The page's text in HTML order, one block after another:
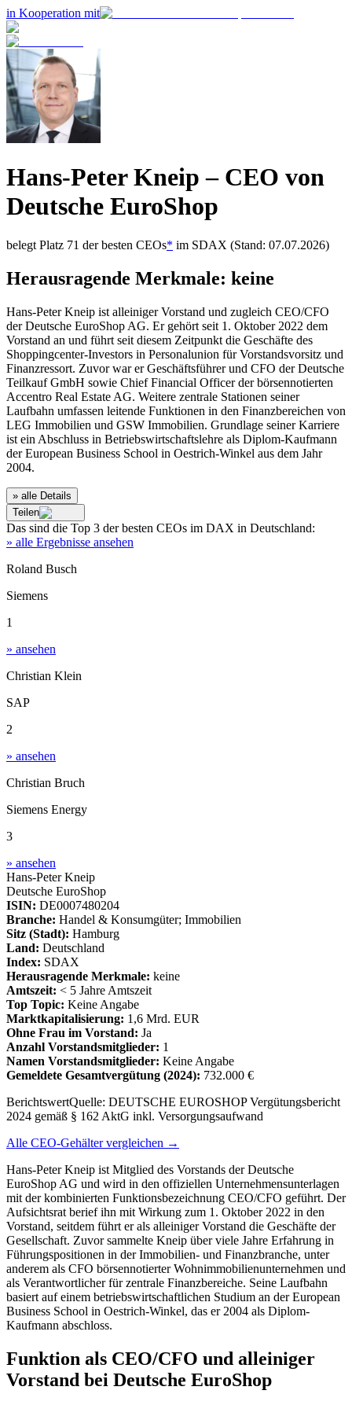
in Kooperation mit
Hans-Peter Kneip – CEO von
Deutsche EuroShop
belegt Platz 71 der besten CEOs* im SDAX (Stand: 07.07.2026)
Herausragende Merkmale: keine
Hans-Peter Kneip ist alleiniger Vorstand und zugleich CEO/CFO
der Deutsche EuroShop AG. Er gehört seit 1. Oktober 2022 dem
Vorstand an und führt seit diesem Zeitpunkt die Geschäfte des
Shoppingcenter-Investors in Personalunion für Vorstandsvorsitz und
Finanzressort. Zuvor war er Geschäftsführer und CFO der Deutsche
Teilkauf GmbH sowie Chief Financial Officer der börsennotierten
Accentro Real Estate AG. Weitere zentrale Stationen seiner
Laufbahn umfassen leitende Funktionen in den Finanzbereichen von
LEG Immobilien und GSW Immobilien. Grundlage seiner Karriere
ist ein Abschluss in Betriebswirtschaftslehre als Diplom-Kaufmann
der European Business School in Oestrich-Winkel aus dem Jahr
2004.
» alle Details
Teilen
Das sind die Top 3 der besten CEOs im DAX in Deutschland:
» alle Ergebnisse ansehen
Roland Busch
Siemens
1
» ansehen
Christian Klein
SAP
2
» ansehen
Christian Bruch
Siemens Energy
3
» ansehen
Hans-Peter Kneip
Deutsche EuroShop
ISIN: DE0007480204
Branche: Handel & Konsumgüter; Immobilien
Sitz (Stadt): Hamburg
Land: Deutschland
Index: SDAX
Herausragende Merkmale: keine
Amtszeit: < 5 Jahre Amtszeit
Top Topic: Keine Angabe
Marktkapitalisierung: 1,6 Mrd. EUR
Ohne Frau im Vorstand: Ja
Anzahl Vorstandsmitglieder: 1
Namen Vorstandsmitglieder: Keine Angabe
Gemeldete Gesamtvergütung (2024): 732.000 €
BerichtswertQuelle: DEUTSCHE EUROSHOP Vergütungsbericht
2024 gemäß § 162 AktG inkl. Versorgungsaufwand
Alle CEO-Gehälter vergleichen →
Hans-Peter Kneip ist Mitglied des Vorstands der Deutsche
EuroShop AG und wird in den offiziellen Unternehmensunterlagen
mit der kombinierten Funktionsbezeichnung CEO/CFO geführt. Der
Aufsichtsrat berief ihn mit Wirkung zum 1. Oktober 2022 in den
Vorstand, seitdem führt er als alleiniger Vorstand die Geschäfte der
Gesellschaft. Zuvor sammelte Kneip über viele Jahre Erfahrung in
Führungspositionen in der Immobilien- und Finanzbranche, unter
anderem als CFO börsennotierter Wohnimmobilienunternehmen und
als Verantwortlicher für zentrale Finanzbereiche. Seine Laufbahn
basiert auf einem betriebswirtschaftlichen Studium an der European
Business School in Oestrich-Winkel, das er 2004 als Diplom-
Kaufmann abschloss.
Funktion als CEO/CFO und alleiniger
Vorstand bei Deutsche EuroShop